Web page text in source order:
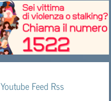
Youtube Feed Rss